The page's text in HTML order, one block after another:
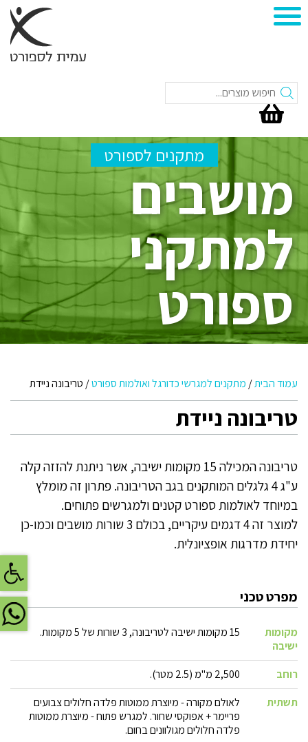
חיפוש
מתקנים לספורט
מושבים
למתקני
ספורט
עמוד הבית/ מתקנים למגרשי כדורגל ואולמות ספורט/ טריבונה ניידת
טריבונה ניידת
טריבונה המכילה 15 מקומות ישיבה, אשר ניתנת להזזה קלה
ע"ג 4 גלגלים המותקנים בגב הטריבונה. פתרון זה מומלץ
במיוחד לאולמות ספורט קטנים ולמגרשים פתוחים.
למוצר זה 4 דגמים עיקריים, בכולם 3 שורות מושבים וכמו-כן
יחידת מדרגות אופציונלית.
מפרט טכני
מקומות
ישיבה
15 מקומות ישיבה לטריבונה, 3 שורות של 5 מקומות.
רוחב
2,500 מ"מ (2.5 מטר).
תשתית
לאולם מקורה - מיוצרת ממוטות פלדה חלולים צבועים
פריימר + אפוקסי שחור. למגרש פתוח - מיוצרת ממוטות
פלדה חלולים מגולוונים בחום.